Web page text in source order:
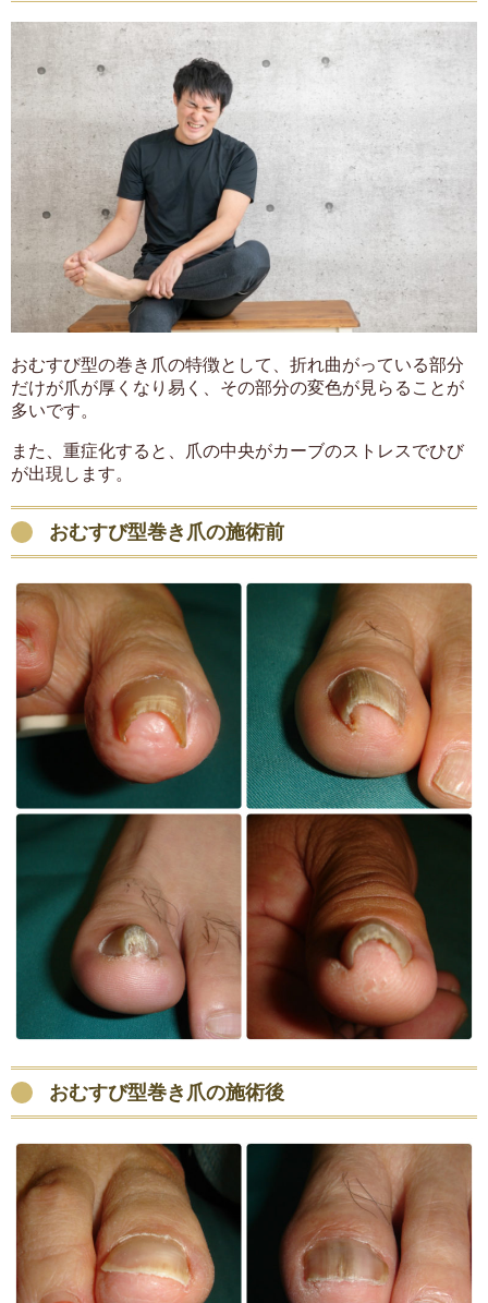
おむすび型の巻き爪の特徴として、折れ曲がっている部分
だけが爪が厚くなり易く、その部分の変色が見らることが
多いです。
また、重症化すると、爪の中央がカーブのストレスでひび
が出現します。
おむすび型巻き爪の施術前
おむすび型巻き爪の施術後